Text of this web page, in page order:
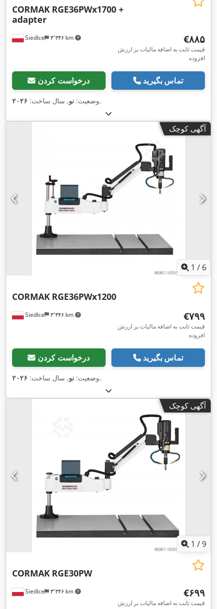
Siedlce ۳٬۳۴۶ km
CORMAK RGE36PWx1700 +
adapter
‎€۸۸۵
قیمت ثابت به اضافه مالیات بر ارزش
افزوده
درخواست کردن تماس بگیرید
وضعیت: نو, سال ساخت: ۲۰۲۶ ,
آگهی کوچک
1 / 6
Siedlce ۳٬۳۴۶ km
CORMAK RGE36PWx1200
‎€۷۹۹
قیمت ثابت به اضافه مالیات بر ارزش
افزوده
درخواست کردن تماس بگیرید
وضعیت: نو, سال ساخت: ۲۰۲۶ ,
آگهی کوچک
1 /9
Siedlce ۳٬۳۴۶ km
CORMAK RGE30PW
‎€۶۹۹
قیمت ثابت به اضافه مالیات بر ارزش